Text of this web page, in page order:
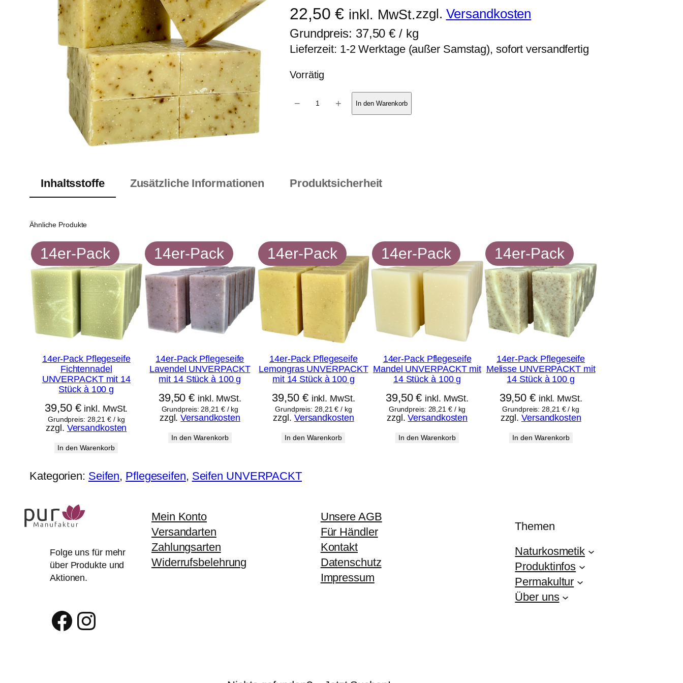
22,50€ inkl. MwSt.zzgl. Versandkosten
Grundpreis: 37,50€ / kg
Lieferzeit: 1-2 Werktage (außer Samstag), sofort versandfertig
Vorrätig
c
l
e
e
e
f
e
o
s
m
i
a
− + In den Warenkorb
Inhaltsstoffe Zusätzliche Informationen Produktsicherheit
Ähnliche Produkte
14er-Pack
14er-Pack Pflegeseife
Fichtennadel
UNVERPACKT mit 14
Stück à 100 g
39,50 € inkl. MwSt.
Grundpreis: 28,21€ / kg
zzgl. Versandkosten
In den Warenkorb
14er-Pack
14er-Pack Pflegeseife
Lavendel UNVERPACKT
mit 14 Stück à 100 g
39,50€ inkl. MwSt.
Grundpreis: 28,21 €/ kg
zzgl.Versandkosten
In den Warenkorb
14er-Pack
14er-Pack Pflegeseife
Lemongras UNVERPACKT
mit 14 Stück à 100 g
39,50 € inkl. MwSt.
Grundpreis: 28,21€ / kg
zzgl. Versandkosten
In den Warenkorb
14er-Pack
14er-Pack Pflegeseife
Mandel UNVERPACKT mit
14 Stück à 100 g
39,50€ inkl. MwSt.
Grundpreis: 28,21 €/ kg
zzgl.Versandkosten
In den Warenkorb
14er-Pack
14er-Pack Pflegeseife
Melisse UNVERPACKT mit
14 Stück à 100 g
39,50€ inkl. MwSt.
Grundpreis: 28,21 €/ kg
zzgl.Versandkosten
In den Warenkorb
Kategorien: Seifen, Pflegeseifen, Seifen UNVERPACKT
Folge uns für mehr
über Produkte und
Aktionen.
Facebook Instagram
Mein Konto
Versandarten
Zahlungsarten
Widerrufsbelehrung
Unsere AGB
Für Händler
Kontakt
Datenschutz
Impressum
Themen
Naturkosmetik
Produktinfos
Permakultur
Über uns